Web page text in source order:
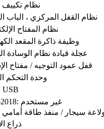
نظام تكييف
نظام القفل المركزي ، الباب
نظام المفتاح
وظيفة ذاكرة المقعد
عجلة قيادة نظام الوسادة
قفل عمود التوجيه / مفتاح
وحدة التحكم
قابس USB
2016-2018: غير مستخدم
ولاعة سيجار / منفذ طاقة أمامي
ذراع